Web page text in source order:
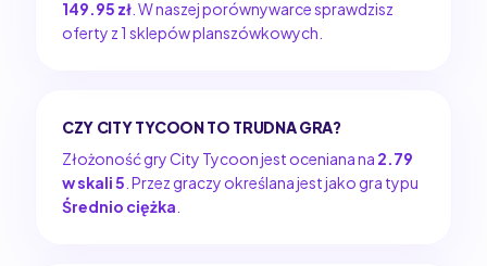
149.95 zł . W naszej porównywarce sprawdzisz
oferty z 1 sklepów planszówkowych.
CZY CITY TYCOON TO TRUDNA GRA?
Złożoność gry City Tycoon jest oceniana na 2.79
w skali 5 . Przez graczy określana jest jako gra typu
Średnio ciężka